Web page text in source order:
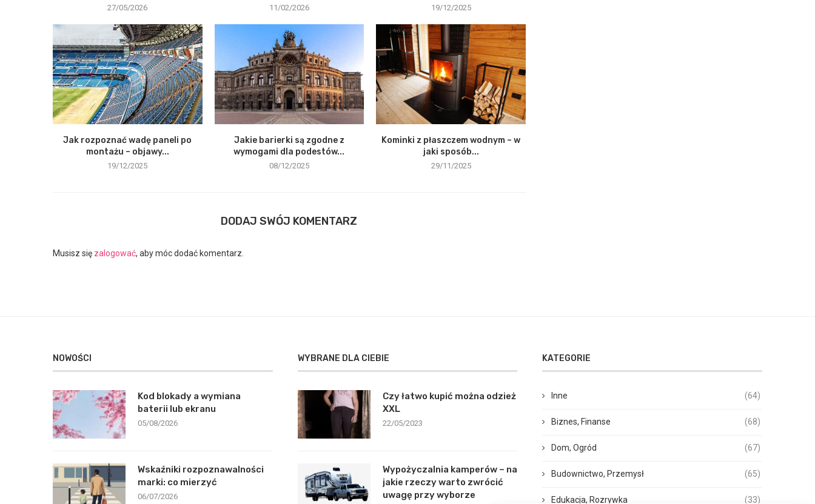
27/05/2026 11/02/2026 19/12/2025
Jak rozpoznać wadę paneli po
montażu – objawy...
19/12/2025
Jakie barierki są zgodne z
wymogami dla podestów...
08/12/2025
Kominki z płaszczem wodnym – w
jaki sposób...
29/11/2025
DODAJ SWÓJ KOMENTARZ
Musisz się zalogować, aby móc dodać komentarz.
NOWOŚCI
Kod blokady a wymiana
baterii lub ekranu
05/08/2026
Wskaźniki rozpoznawalności
marki: co mierzyć
06/07/2026
WYBRANE DLA CIEBIE
Czy łatwo kupić można odzież
XXL
22/05/2023
Wypożyczalnia kamperów – na
jakie rzeczy warto zwrócić
uwagę przy wyborze
KATEGORIE
Inne (64)
Biznes, Finanse (68)
Dom, Ogród (67)
Budownictwo, Przemysł (65)
Edukacja, Rozrywka (33)